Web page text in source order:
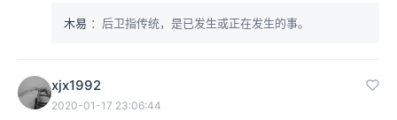
木易 ：后卫指传统，是已发生或正在发生的事。
xjx1992
2020-01-17 23:06:44